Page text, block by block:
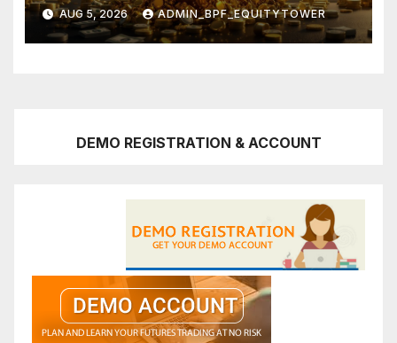
AUG 5, 2026 ADMIN_BPF_EQUITYTOWER
DEMO REGISTRATION & ACCOUNT